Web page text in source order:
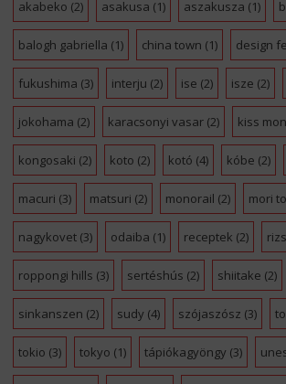
akabeko (2) asakusa (1) aszakusza (1)
balogh gabriella (1) china town (1) design
fukushima (3) interju (2) ise (2) isze (2)
jokohama (2) karacsonyi vasar(2) kiss
kongosaki (2) koto (2) kotó (4) kóbe (2)
macuri (3) matsuri (2) monorail (2) mori
nagykovet(3) odaiba (1) receptek (2)
roppongi hills (3) sertéshús (2) shiitake (2)
sinkanszen (2) sudy (4) szójaszósz (3)
tokio (3) tokyo (1) tápiókagyöngy (3)